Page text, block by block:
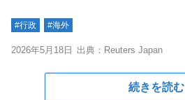
#行政 #海外
2026年5月18日 出典：Reuters Japan
続きを読む